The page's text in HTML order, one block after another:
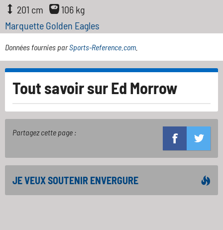
201 cm
106 kg
Marquette Golden Eagles
Données fournies parSports-Reference.com
Tout savoir surEd Morrow
Partagez cette page :
JE VEUX SOUTENIR ENVERGURE